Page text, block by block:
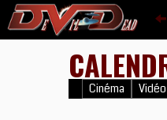
Cinéma